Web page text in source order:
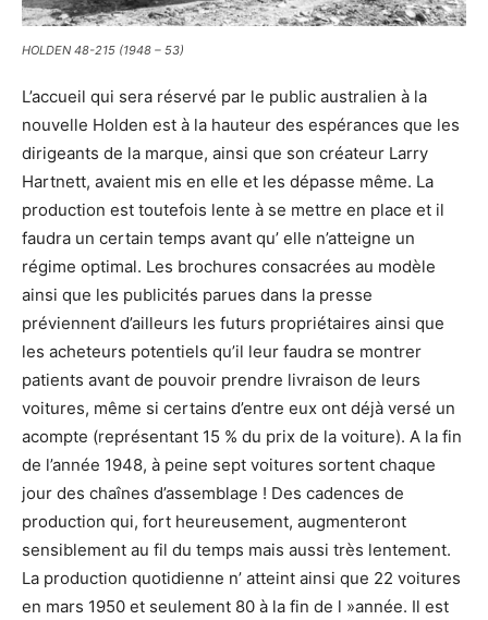
HOLDEN 48-215 (1948 – 53)
L’accueil qui sera réservé par le public australien à la
nouvelle Holden est à la hauteur des espérances que les
dirigeants de la marque, ainsi que son créateur Larry
Hartnett, avaient mis en elle et les dépasse même. La
production est toutefois lente à se mettre en place et il
faudra un certain temps avant qu’ elle n’atteigne un
régime optimal. Les brochures consacrées au modèle
ainsi que les publicités parues dans la presse
préviennent d’ailleurs les futurs propriétaires ainsi que
les acheteurs potentiels qu’il leur faudra se montrer
patients avant de pouvoir prendre livraison de leurs
voitures, même si certains d’entre eux ont déjà versé un
acompte (représentant 15 % du prix de la voiture). A la fin
de l’année 1948, à peine sept voitures sortent chaque
jour des chaînes d’assemblage ! Des cadences de
production qui, fort heureusement, augmenteront
sensiblement au fil du temps mais aussi très lentement.
La production quotidienne n’ atteint ainsi que 22 voitures
en mars 1950 et seulement 80 à la fin de l »année. Il est